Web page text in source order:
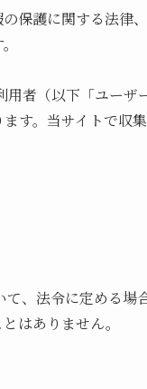
保護に関する法律
者（以下「ユーザ
す。当サイトで収
、法令に定める場
はありません。